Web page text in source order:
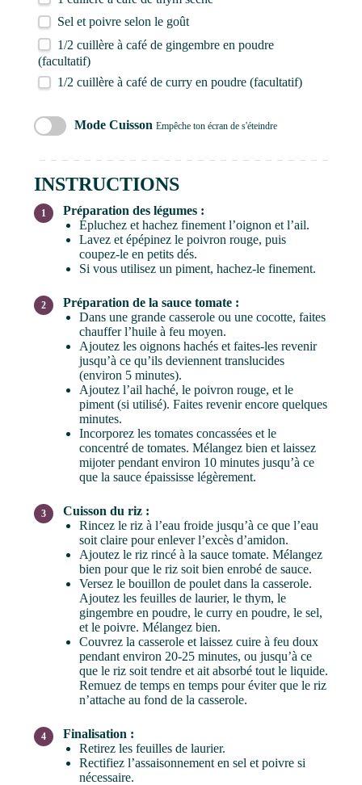
Sel et poivre selon le goût
1/2 cuillère à café de gingembre en poudre
(facultatif)
1/2 cuillère à café de curry en poudre (facultatif)
Mode Cuisson Empêche ton écran de s'éteindre
INSTRUCTIONS
Préparation des légumes :
Épluchez et hachez finement l’oignon et l’ail.
Lavez et épépinez le poivron rouge, puis
coupez-le en petits dés.
Si vous utilisez un piment, hachez-le finement.
Préparation de la sauce tomate :
Dans une grande casserole ou une cocotte, faites
chauffer l’huile à feu moyen.
Ajoutez les oignons hachés et faites-les revenir
jusqu’à ce qu’ils deviennent translucides
(environ 5 minutes).
Ajoutez l’ail haché, le poivron rouge, et le
piment (si utilisé). Faites revenir encore quelques
minutes.
Incorporez les tomates concassées et le
concentré de tomates. Mélangez bien et laissez
mijoter pendant environ 10 minutes jusqu’à ce
que la sauce épaississe légèrement.
Cuisson du riz :
Rincez le riz à l’eau froide jusqu’à ce que l’eau
soit claire pour enlever l’excès d’amidon.
Ajoutez le riz rincé à la sauce tomate. Mélangez
bien pour que le riz soit bien enrobé de sauce.
Versez le bouillon de poulet dans la casserole.
Ajoutez les feuilles de laurier, le thym, le
gingembre en poudre, le curry en poudre, le sel,
et le poivre. Mélangez bien.
Couvrez la casserole et laissez cuire à feu doux
pendant environ 20-25 minutes, ou jusqu’à ce
que le riz soit tendre et ait absorbé tout le liquide.
Remuez de temps en temps pour éviter que le riz
n’attache au fond de la casserole.
Finalisation :
Retirez les feuilles de laurier.
Rectifiez l’assaisonnement en sel et poivre si
nécessaire.